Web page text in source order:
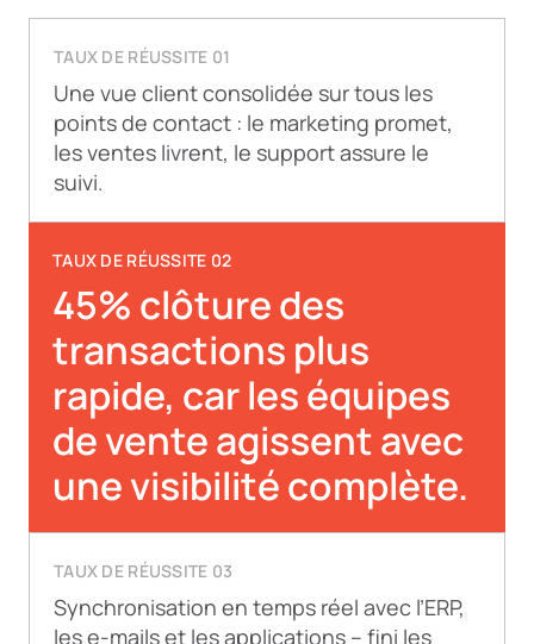
TAUX DE RÉUSSITE 01
Une vue client consolidée sur tous les
points de contact : le marketing promet,
les ventes livrent, le support assure le
suivi.
TAUX DE RÉUSSITE 02
45% clôture des
transactions plus
rapide, car les équipes
de vente agissent avec
une visibilité complète.
TAUX DE RÉUSSITE 03
Synchronisation en temps réel avec l’ERP,
les e-mails et les applications – fini les